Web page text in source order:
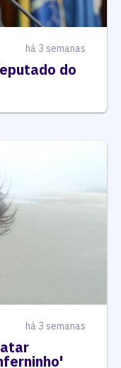
há 3 semanas
do
há 3 semanas